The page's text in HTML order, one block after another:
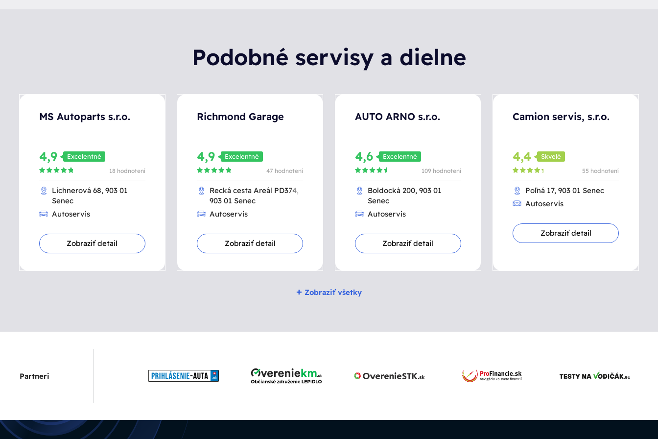
Podobné servisy a dielne
MS Autoparts s.r.o.
4,9 Excelentné
18 hodnotení
Lichnerová 68, 903 01
Senec
Autoservis
Zobraziť detail
Richmond Garage
4,9 Excelentné
47 hodnotení
Recká cesta Areál PD374,
903 01 Senec
Autoservis
Zobraziť detail
AUTO ARNO s.r.o.
4,6 Excelentné
109 hodnotení
Boldocká 200, 903 01
Senec
Autoservis
Zobraziť detail
Camion servis, s.r.o.
4,4 Skvelé
55 hodnotení
Poľná 17, 903 01 Senec
Autoservis
Zobraziť detail
+ Zobraziť všetky
Partneri